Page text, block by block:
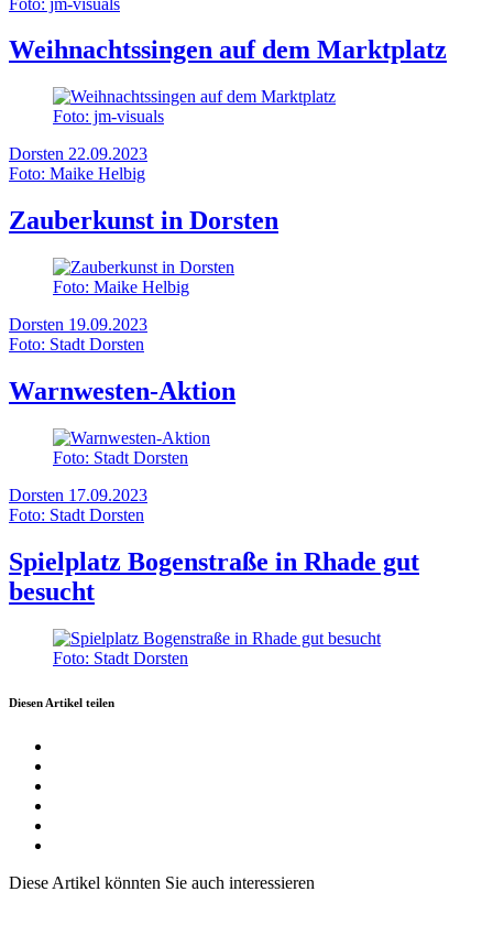
Weihnachtssingen auf dem Marktplatz
Foto: jm-visuals
Dorsten 22.09.2023
Foto: Maike Helbig
Zauberkunst in Dorsten
Foto: Maike Helbig
Dorsten 19.09.2023
Foto: Stadt Dorsten
Warnwesten-Aktion
Foto: Stadt Dorsten
Dorsten 17.09.2023
Foto: Stadt Dorsten
Spielplatz Bogenstraße in Rhade gut
besucht
Foto: Stadt Dorsten
Diesen Artikel teilen
Diese Artikel könnten Sie auch interessieren